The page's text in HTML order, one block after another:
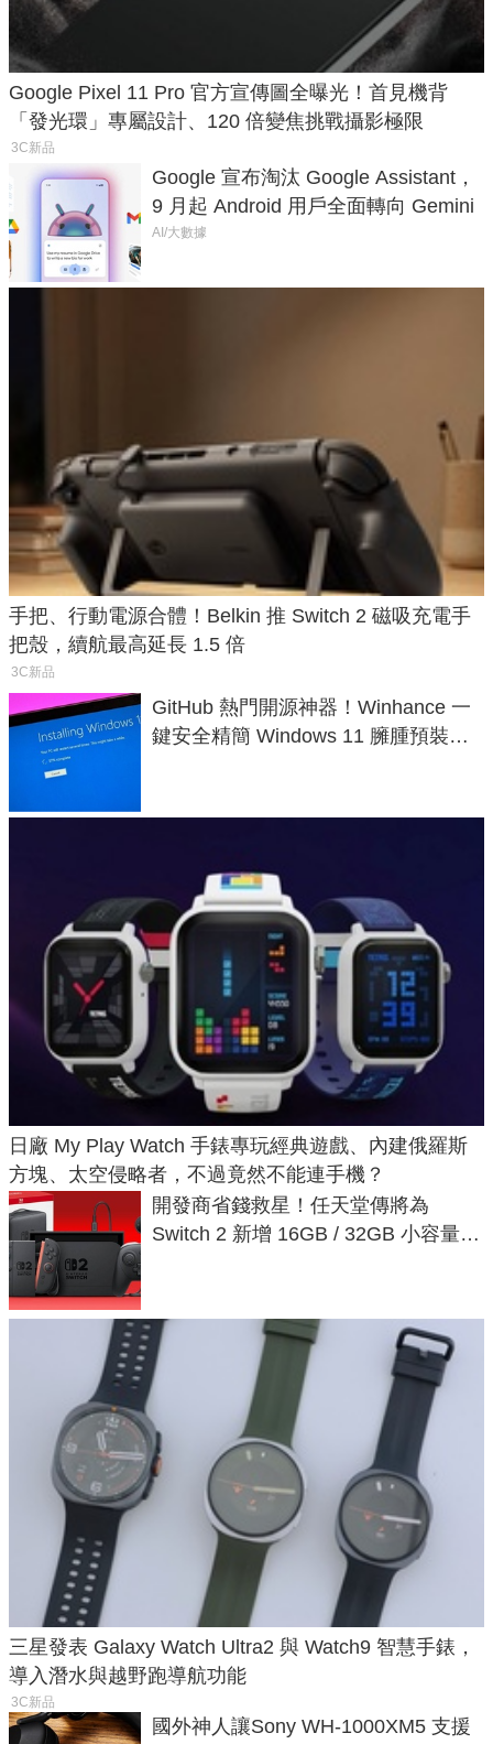
Google Pixel 11 Pro 官方宣傳圖全曝光！首見機背
「發光環」專屬設計、120 倍變焦挑戰攝影極限
3C新品
Google 宣布淘汰 Google Assistant，
9 月起 Android 用戶全面轉向 Gemini
AI/大數據
手把、行動電源合體！Belkin 推 Switch 2 磁吸充電手
把殼，續航最高延長 1.5 倍
3C新品
GitHub 熱門開源神器！Winhance 一
鍵安全精簡 Windows 11 臃腫預裝軟
日廠 My Play Watch 手錶專玩經典遊戲、內建俄羅斯
方塊、太空侵略者，不過竟然不能連手機？
開發商省錢救星！任天堂傳將為
Switch 2 新增 16GB / 32GB 小容量遊
三星發表 Galaxy Watch Ultra2 與 Watch9 智慧手錶，
導入潛水與越野跑導航功能
3C新品
國外神人讓Sony WH-1000XM5 支援